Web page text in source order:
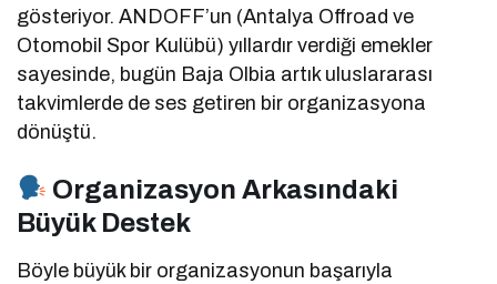
gösteriyor. ANDOFF’un (Antalya Offroad ve
Otomobil Spor Kulübü) yıllardır verdiği emekler
sayesinde, bugün Baja Olbia artık uluslararası
takvimlerde de ses getiren bir organizasyona
dönüştü.
Organizasyon Arkasındaki
Büyük Destek
Böyle büyük bir organizasyonun başarıyla